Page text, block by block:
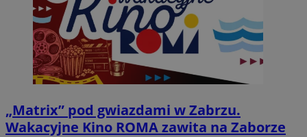
„Matrix” pod gwiazdami w Zabrzu.
Wakacyjne Kino ROMA zawita na Zaborze